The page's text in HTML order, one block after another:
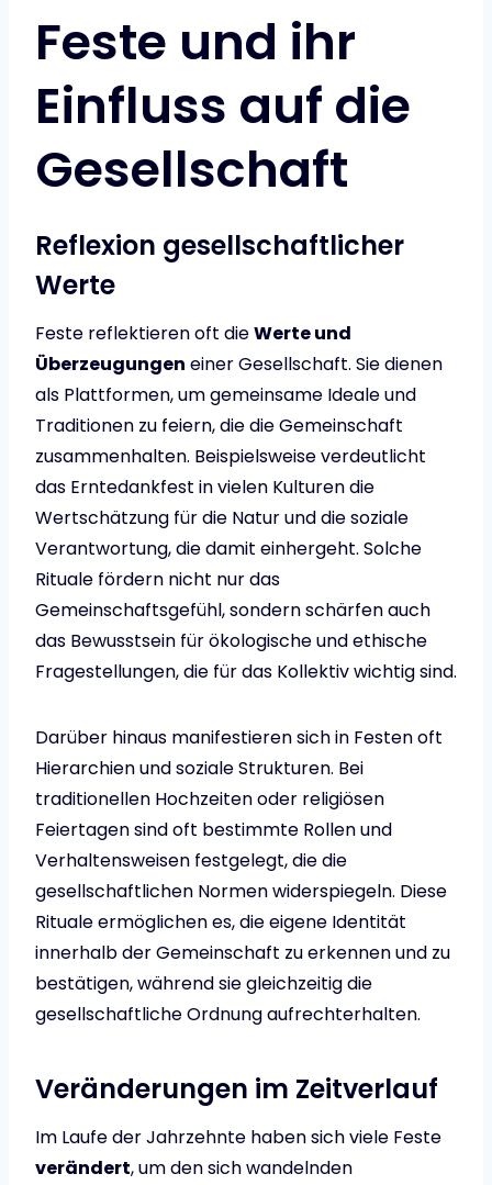
Feste und ihr
Einfluss auf die
Gesellschaft
Reflexion gesellschaftlicher
Werte
Feste reflektieren oft dieWerte und
Überzeugungen einer Gesellschaft. Sie dienen
als Plattformen, um gemeinsame Ideale und
Traditionen zu feiern, die die Gemeinschaft
zusammenhalten. Beispielsweise verdeutlicht
das Erntedankfest in vielen Kulturen die
Wertschätzung für die Natur und die soziale
Verantwortung, die damit einhergeht. Solche
Rituale fördern nicht nur das
Gemeinschaftsgefühl, sondern schärfen auch
das Bewusstsein für ökologische und ethische
Fragestellungen, die für das Kollektiv wichtig sind.
Darüber hinaus manifestieren sich in Festen oft
Hierarchien und soziale Strukturen. Bei
traditionellen Hochzeiten oder religiösen
Feiertagen sind oft bestimmte Rollen und
Verhaltensweisen festgelegt, die die
gesellschaftlichen Normen widerspiegeln. Diese
Rituale ermöglichen es, die eigene Identität
innerhalb der Gemeinschaft zu erkennen und zu
bestätigen, während sie gleichzeitig die
gesellschaftliche Ordnung aufrechterhalten.
Veränderungen im Zeitverlauf
Im Laufe der Jahrzehnte haben sich viele Feste
verändert, um den sich wandelnden